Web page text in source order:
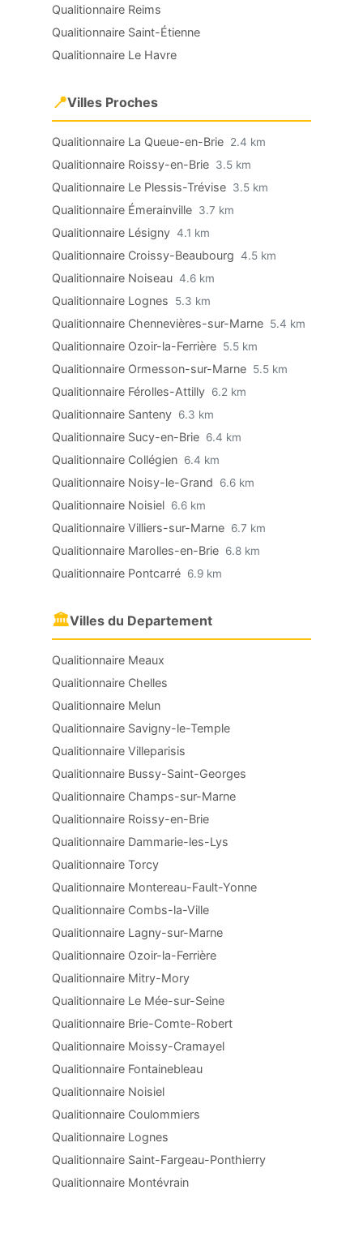
Qualitionnaire Reims
Qualitionnaire Saint-Étienne
Qualitionnaire Le Havre
📍Villes Proches
Qualitionnaire La Queue-en-Brie 2.4 km
Qualitionnaire Roissy-en-Brie 3.5 km
Qualitionnaire Le Plessis-Trévise 3.5 km
Qualitionnaire Émerainville 3.7 km
Qualitionnaire Lésigny 4.1 km
Qualitionnaire Croissy-Beaubourg 4.5 km
Qualitionnaire Noiseau 4.6 km
Qualitionnaire Lognes 5.3 km
Qualitionnaire Chennevières-sur-Marne 5.4 km
Qualitionnaire Ozoir-la-Ferrière 5.5 km
Qualitionnaire Ormesson-sur-Marne 5.5 km
Qualitionnaire Férolles-Attilly 6.2 km
Qualitionnaire Santeny 6.3 km
Qualitionnaire Sucy-en-Brie 6.4 km
Qualitionnaire Collégien 6.4 km
Qualitionnaire Noisy-le-Grand 6.6 km
Qualitionnaire Noisiel 6.6 km
Qualitionnaire Villiers-sur-Marne 6.7 km
Qualitionnaire Marolles-en-Brie 6.8 km
Qualitionnaire Pontcarré 6.9 km
🏛Villes du Departement
Qualitionnaire Meaux
Qualitionnaire Chelles
Qualitionnaire Melun
Qualitionnaire Savigny-le-Temple
Qualitionnaire Villeparisis
Qualitionnaire Bussy-Saint-Georges
Qualitionnaire Champs-sur-Marne
Qualitionnaire Roissy-en-Brie
Qualitionnaire Dammarie-les-Lys
Qualitionnaire Torcy
Qualitionnaire Montereau-Fault-Yonne
Qualitionnaire Combs-la-Ville
Qualitionnaire Lagny-sur-Marne
Qualitionnaire Ozoir-la-Ferrière
Qualitionnaire Mitry-Mory
Qualitionnaire Le Mée-sur-Seine
Qualitionnaire Brie-Comte-Robert
Qualitionnaire Moissy-Cramayel
Qualitionnaire Fontainebleau
Qualitionnaire Noisiel
Qualitionnaire Coulommiers
Qualitionnaire Lognes
Qualitionnaire Saint-Fargeau-Ponthierry
Qualitionnaire Montévrain